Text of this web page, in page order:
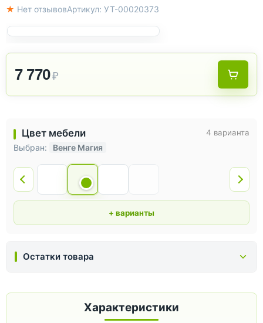
★ Нет отзывовАртикул: УТ-00020373
Цвет мебели
Выбран: Венге Магия
4 варианта
+ варианты
7 770₽
Остатки товара
Характеристики